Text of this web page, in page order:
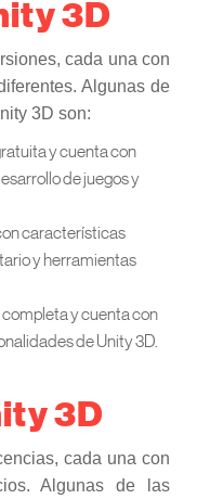
3D
cada una con
Algunas de
3D son:
y cuenta con
de juegos y
características
y herramientas
completa y cuenta con
de Unity 3D.
3D
cada una con
Algunas de las